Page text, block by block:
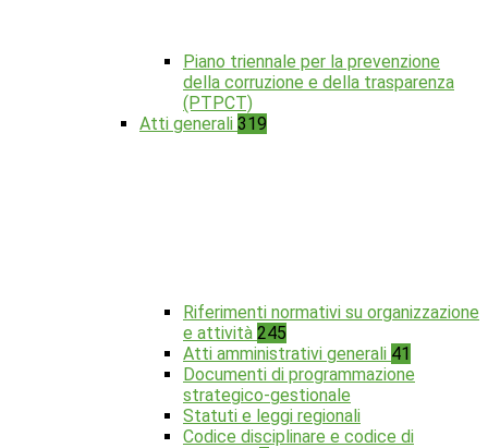
Piano triennale per la prevenzione
della corruzione e della trasparenza
(PTPCT)
Atti generali 319
Riferimenti normativi su organizzazione
e attività 245
Atti amministrativi generali 41
Documenti di programmazione
strategico-gestionale
Statuti e leggi regionali
Codice disciplinare e codice di